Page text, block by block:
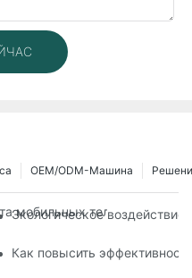
OEM/ODM-Машина
мобильных телефонов с
Экологическое
для вашего устройства
Как повысить